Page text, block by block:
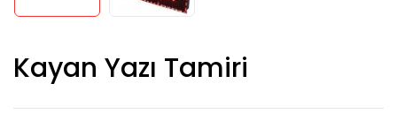
Kayan Yazı Tamiri